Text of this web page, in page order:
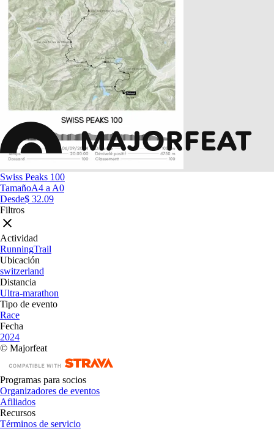
Swiss Peaks 100
TamañoA4 a A0
Desde$ 32.09
Filtros
Actividad
RunningTrail
Ubicación
switzerland
Distancia
Ultra-marathon
Tipo de evento
Race
Fecha
2024
© Majorfeat
Programas para socios
Organizadores de eventos
Afiliados
Recursos
Términos de servicio